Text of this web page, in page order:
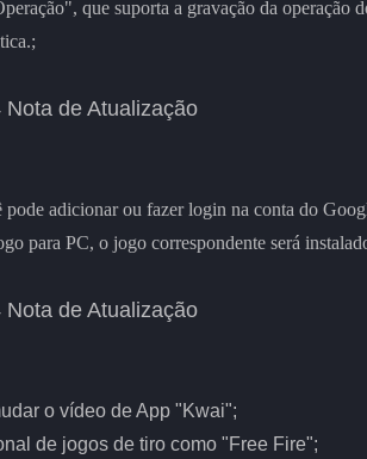
que suporta a gravação da operação
de Atualização
adicionar ou fazer login na conta do
para PC, o jogo correspondente será
de Atualização
o vídeo de App "Kwai";
de jogos de tiro como "Free Fire";